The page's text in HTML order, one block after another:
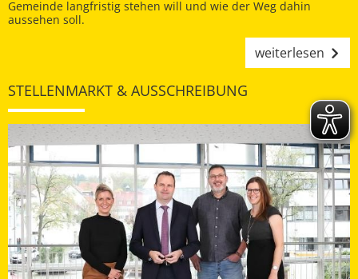
Gemeinde langfristig stehen will und wie der Weg dahin
aussehen soll.
weiterlesen
STELLENMARKT & AUSSCHREIBUNG